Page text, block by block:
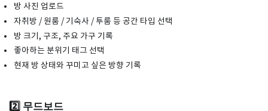
방 사진 업로드
자취방 / 원룸 / 기숙사 / 투룸 등 공간 타입 선택
방 크기, 구조, 주요 가구 기록
좋아하는 분위기 태그 선택
현재 방 상태와 꾸미고 싶은 방향 기록
2️⃣ 무드보드